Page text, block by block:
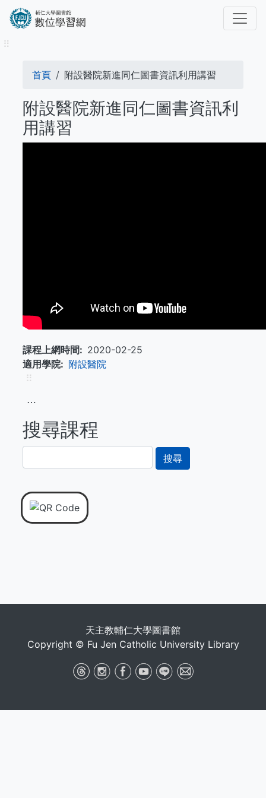
內
⠿
導
航
連
結
首頁 附設醫院新進同仁圖書資訊利用講習
附設醫院新進同仁圖書資訊利
用講習
課程上網時間
2020-02-25
適用學院
附設醫院
⠿
⋯
搜尋課程
尋
天主教輔仁大學圖書館
Copyright © Fu Jen Catholic University Library